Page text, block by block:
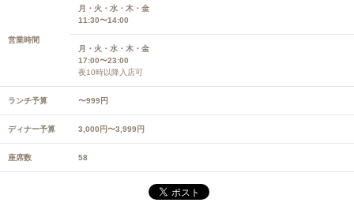
営業時間
月・火・水・木・金
11:30〜14:00
月・火・水・木・金
17:00〜23:00
夜10時以降入店可
ランチ予算 〜999円
ディナー予算 3,000円〜3,999円
座席数 58